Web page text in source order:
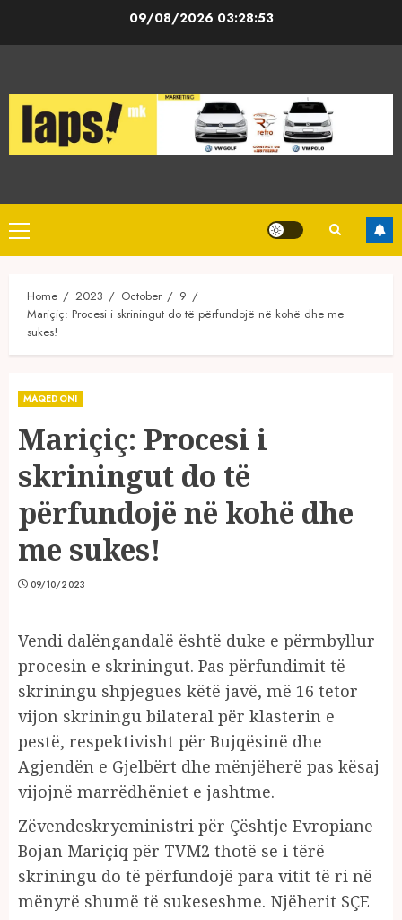
09/08/2026 03:28:53
Primary
Menu
Home 2023 October
9
Mariçiç: Procesi i skriningut do të përfundojë në kohë dhe me
sukes!
MAQEDONI
Mariçiç: Procesi i
skriningut do të
përfundojë në kohë dhe
me sukes!
09/10/2023
Vendi dalëngandalë është duke e përmbyllur
procesin e skriningut. Pas përfundimit të
skriningu shpjegues këtë javë, më 16 tetor
vijon skriningu bilateral për klasterin e
pestë, respektivisht për Bujqësinë dhe
Agjendën e Gjelbërt dhe mënjëherë pas kësaj
vijojnë marrëdhëniet e jashtme.
Zëvendeskryeministri për Çështje Evropiane
Bojan Mariçiq për TVM2 thotë se i tërë
skriningu do të përfundojë para vitit të ri në
mënyrë shumë të sukeseshme. Njëherit SÇE